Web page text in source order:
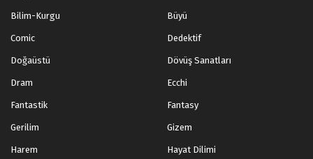
Bilim-Kurgu Büyü
Comic Dedektif
Doğaüstü Dövüş Sanatları
Dram Ecchi
Fantastik Fantasy
Gerilim Gizem
Harem Hayat Dilimi